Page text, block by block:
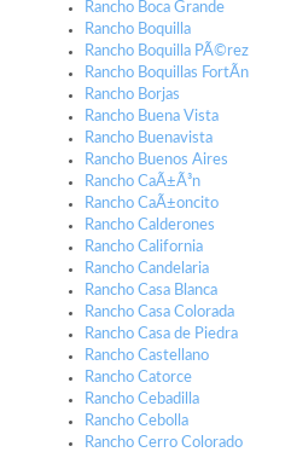
Rancho Boca Grande
Rancho Boquilla
Rancho Boquilla PÃ©rez
Rancho Boquillas FortÃ­n
Rancho Borjas
Rancho Buena Vista
Rancho Buenavista
Rancho Buenos Aires
Rancho CaÃ±Ã³n
Rancho CaÃ±oncito
Rancho Calderones
Rancho California
Rancho Candelaria
Rancho Casa Blanca
Rancho Casa Colorada
Rancho Casa de Piedra
Rancho Castellano
Rancho Catorce
Rancho Cebadilla
Rancho Cebolla
Rancho Cerro Colorado